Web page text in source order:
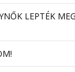
LEPTÉK